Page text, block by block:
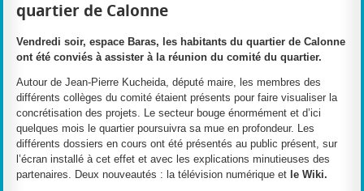
quartier de Calonne
Vendredi soir, espace Baras, les habitants du quartier de Calonne
ont été conviés à assister à la réunion du comité du quartier.
Autour de Jean-Pierre Kucheida, député maire, les membres des
différents collèges du comité étaient présents pour faire visualiser la
concrétisation des projets. Le secteur bouge énormément et d’ici
quelques mois le quartier poursuivra sa mue en profondeur. Les
différents dossiers en cours ont été présentés au public présent, sur
l’écran installé à cet effet et avec les explications minutieuses des
partenaires. Deux nouveautés : la télévision numérique et le Wiki.